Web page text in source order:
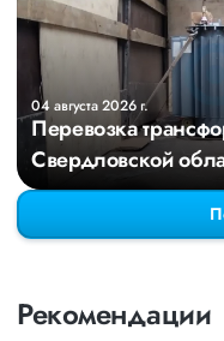
04 августа 2026 г.
Перевозка
Свердловской
Рекомендации